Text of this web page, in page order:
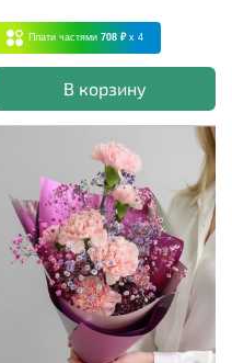
Плати частями 708 ₽ x 4
В корзину